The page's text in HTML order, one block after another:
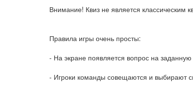
Внимание! Квиз не является классическим
Правила игры очень просты:
- На экране появляется вопрос на
- Игроки команды совещаются и выбирают